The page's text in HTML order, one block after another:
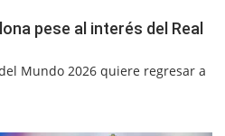
pese al interés del Real
Mundo 2026 quiere regresar a